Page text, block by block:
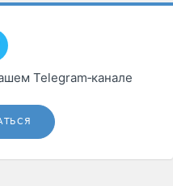
Telegram‑канале